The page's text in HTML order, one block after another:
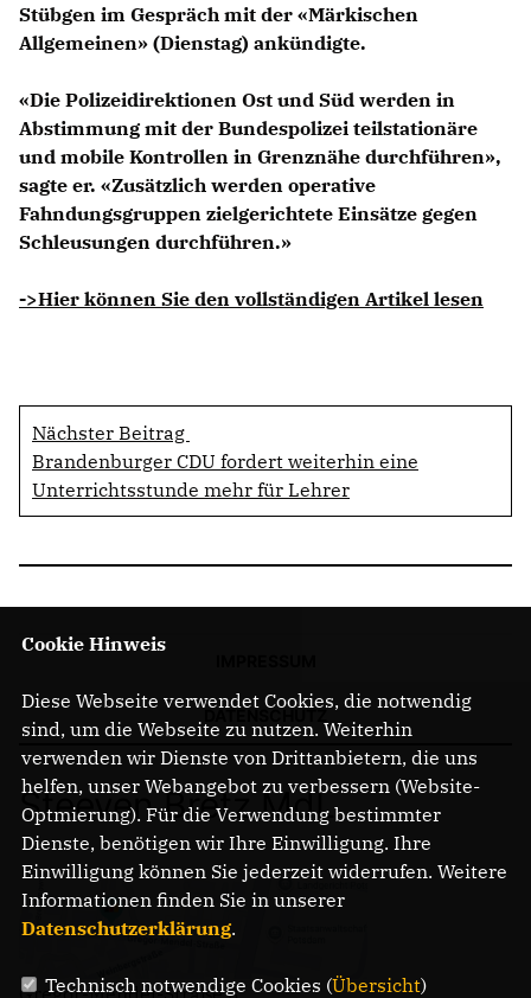
Stübgen im Gespräch mit der «Märkischen
Allgemeinen» (Dienstag) ankündigte.
«Die Polizeidirektionen Ost und Süd werden in
Abstimmung mit der Bundespolizei teilstationäre
und mobile Kontrollen in Grenznähe durchführen»,
sagte er. «Zusätzlich werden operative
Fahndungsgruppen zielgerichtete Einsätze gegen
Schleusungen durchführen.»
->Hier können Sie den vollständigen Artikel lesen
Nächster Beitrag
Brandenburger CDU fordert weiterhin eine
Unterrichtsstunde mehr für Lehrer
Steeven Bretz MdL
Cookie Hinweis
Diese Webseite verwendet Cookies, die notwendig
sind, um die Webseite zu nutzen. Weiterhin
verwenden wir Dienste von Drittanbietern, die uns
helfen, unser Webangebot zu verbessern (Website-
Optmierung). Für die Verwendung bestimmter
Dienste, benötigen wir Ihre Einwilligung. Ihre
Einwilligung können Sie jederzeit widerrufen. Weitere
Informationen finden Sie in unserer
Datenschutzerklärung.
Technisch notwendige Cookies (Übersicht)